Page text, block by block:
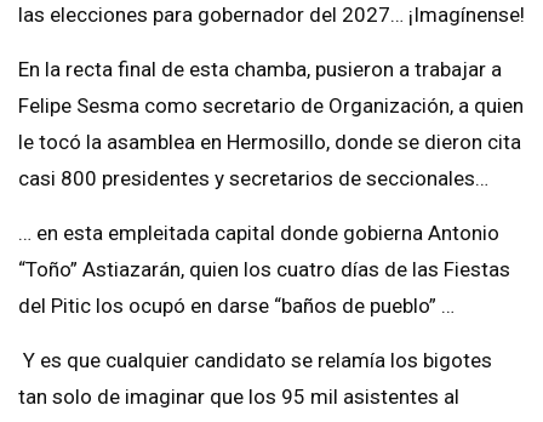
las elecciones para gobernador del 2027… ¡Imagínense!
En la recta final de esta chamba, pusieron a trabajar a
Felipe Sesma como secretario de Organización, a quien
le tocó la asamblea en Hermosillo, donde se dieron cita
casi 800 presidentes y secretarios de seccionales…
… en esta empleitada capital donde gobierna Antonio
“Toño” Astiazarán, quien los cuatro días de las Fiestas
del Pitic los ocupó en darse “baños de pueblo” …
Y es que cualquier candidato se relamía los bigotes
tan solo de imaginar que los 95 mil asistentes al